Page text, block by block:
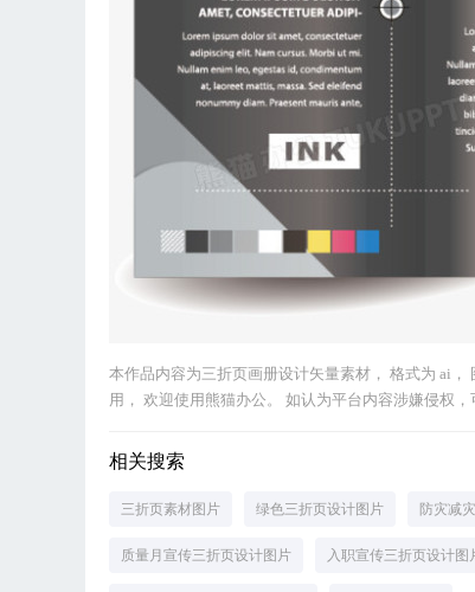
本作品内容为三折页画册设计矢量素材， 格式为 ai，
用， 欢迎使用熊猫办公。 如认为平台内容涉嫌侵权
相关搜索
三折页素材图片 绿色三折页设计图片 防灾减
质量月宣传三折页设计图片 入职宣传三折页设计图